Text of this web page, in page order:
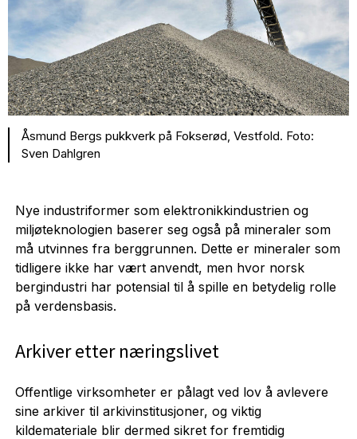
Åsmund Bergs pukkverk på Fokserød, Vestfold. Foto:
Sven Dahlgren
Nye industriformer som elektronikkindustrien og
miljøteknologien baserer seg også på mineraler som
må utvinnes fra berggrunnen. Dette er mineraler som
tidligere ikke har vært anvendt, men hvor norsk
bergindustri har potensial til å spille en betydelig rolle
på verdensbasis.
Arkiver etter næringslivet
Offentlige virksomheter er pålagt ved lov å avlevere
sine arkiver til arkivinstitusjoner, og viktig
kildemateriale blir dermed sikret for fremtidig